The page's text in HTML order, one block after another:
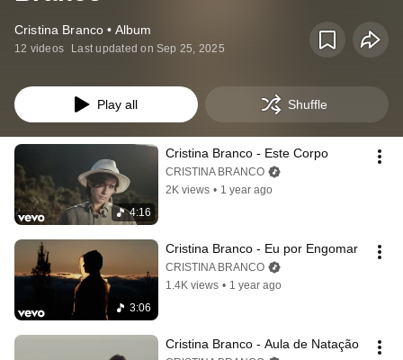
Cristina Branco • Album
12 videos Last updated on Sep 25, 2025
Play all Shuffle
4:16
Cristina Branco - Este Corpo
CRISTINA BRANCO
2K views • 1 year ago
3:06
Cristina Branco - Eu por Engomar
CRISTINA BRANCO
1.4K views • 1 year ago
Cristina Branco - Aula de Natação